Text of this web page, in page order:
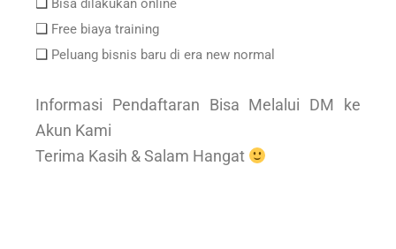
Bisa dilakukan online
❑ Free biaya training
❑ Peluang bisnis baru di era new normal
Informasi Pendaftaran Bisa Melalui DM ke
Akun Kami
Terima Kasih & Salam Hangat